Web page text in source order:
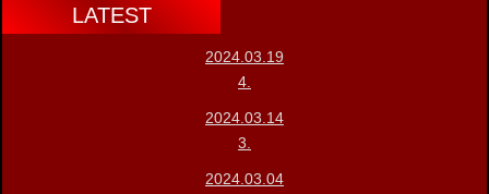
LATEST
2024.03.19
4.
2024.03.14
3.
2024.03.04